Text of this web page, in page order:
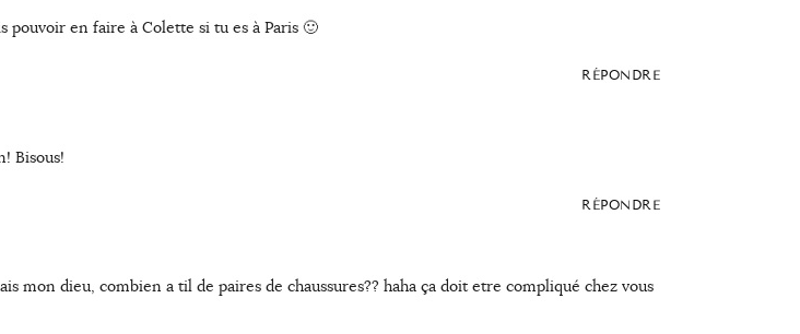
en faire à Colette si tu es à Paris 🙂
RÉPONDRE
Bisous!
RÉPONDRE
mon dieu, combien a til de paires de chaussures?? haha ça doit etre compliqué chez vous